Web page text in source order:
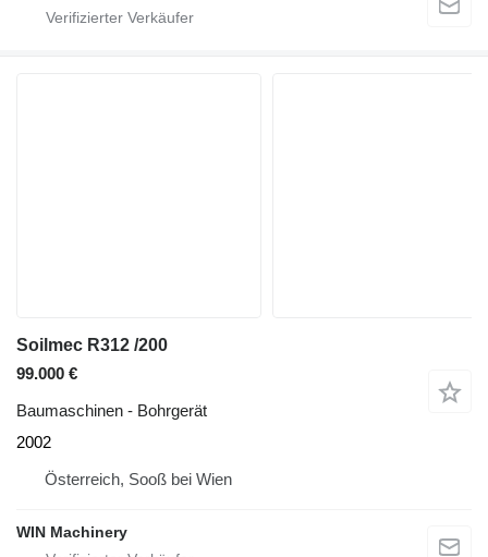
Soilmec R312 /200
99.000 €
Baumaschinen - Bohrgerät
2002
Österreich, Sooß bei Wien
WIN Machinery